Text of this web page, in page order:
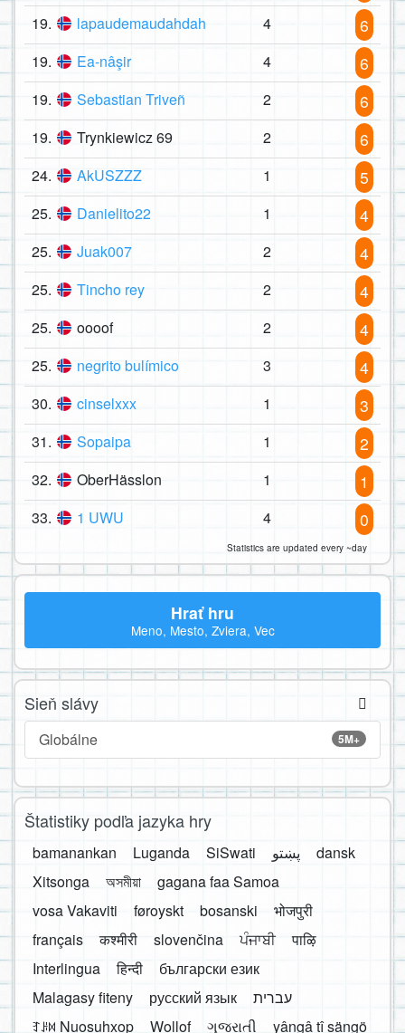
19. lapaudemaudahdah 4 6
19. Ea-nâşir 4 6
19. Sebastian Triveñ 2 6
19. Trynkiewicz 69 2 6
24. AkUSZZZ 1 5
25. Danielito22 1 4
25. Juak007 2 4
25. Tincho rey 2 4
25. oooof 2 4
25. negrito bulímico 3 4
30. cinselxxx 1 3
31. Sopaipa 1 2
32. OberHässlon 1 1
33. 1 UWU 4 0
Statistics are updated every ~day
Hrať hru
Meno, Mesto, Zviera, Vec
Sieň slávy
5M+
Globálne
Štatistiky podľa jazyka hry
bamanankan Luganda SiSwati پښتو
dansk
Xitsonga
অসমীয়া
gagana faa Samoa
vosa Vakaviti
føroyskt bosanski
भोजपुरी
français
कश्मीरी slovenčina ਪੰਜਾਬੀ
पाऴि
Interlingua
हिन्दी
български език
Malagasy fiteny
русский язык
עברית
ꆈꌠ꒿ Nuosuhxop
Wollof ગુજરાતી yângâ tî sängö